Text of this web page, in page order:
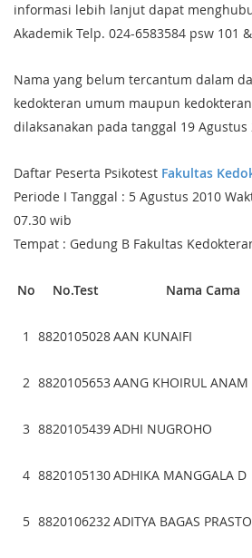
informasi lebih lanjut dapat
Akademik Telp. 024-6583584 psw 101
Nama yang belum tercantum dalam
kedokteran umum maupun
dilaksanakan pada tanggal 19 Agustus
Daftar Peserta Psikotest Fakultas
Periode I Tanggal : 5 Agustus 2010
07.30 wib
Tempat : Gedung B Fakultas
No No.Test Nama Cama
1 8820105028AAN KUNAIFI
2 8820105653AANG KHOIRUL ANAM
3 8820105439ADHI NUGROHO
4 8820105130ADHIKA MANGGALA D
5 8820106232ADITYA BAGAS